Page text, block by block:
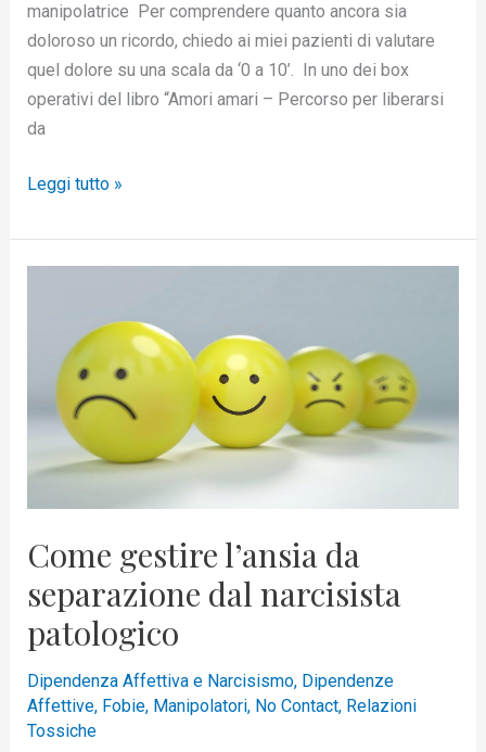
manipolatrice Per comprendere quanto ancora sia
doloroso un ricordo, chiedo ai miei pazienti di valutare
quel dolore su una scala da ‘0 a 10’. In uno dei box
operativi del libro “Amori amari – Percorso per liberarsi
da
Leggi tutto »
Come gestire l’ansia da
separazione dal narcisista
patologico
Dipendenza Affettiva e Narcisismo, Dipendenze
Affettive, Fobie, Manipolatori, No Contact, Relazioni
Tossiche
separazione
narcisista